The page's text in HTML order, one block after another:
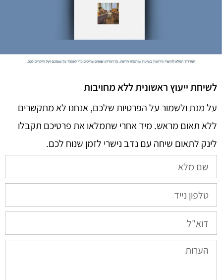
לשיחת ייעוץ ראשונית ללא מחויבות
על מנת ולשמור על הפרטיות שלכם, אנחנו לא מתקשרים
ללא תאום מראש. מיד אחרי שתמלאו את פרטיכם תקבלו
לינק לתאום שיחה עם נדב נישרי לזמן שנוח לכם.​